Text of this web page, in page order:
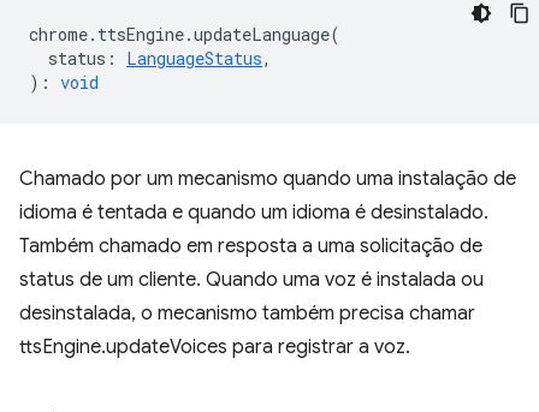
chrome. ttsEngine.updateLanguage(
status : LanguageStatus,
) : void
Chamado por um mecanismo quando uma instalação de
idioma é tentada e quando um idioma é desinstalado.
Também chamado em resposta a uma solicitação de
status de um cliente. Quando uma voz é instalada ou
desinstalada, o mecanismo também precisa chamar
ttsEngine.updateVoices para registrar a voz.